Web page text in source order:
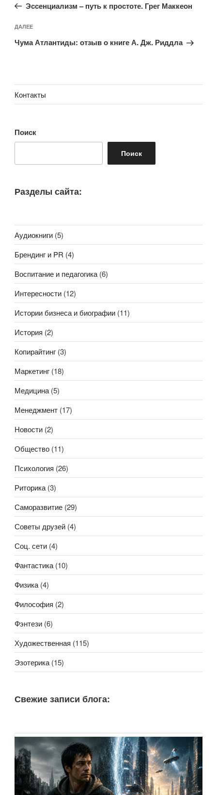
записям
запись:
Эссенциализм – путь к простоте. Грег Маккеон
Следующая
запись
ДАЛЕЕ
Чума Атлантиды: отзыв о книге А. Дж. Риддла
Контакты
Поиск
Поиск
Разделы сайта:
Аудиокниги (5)
Брендинг и PR (4)
Воспитание и педагогика (6)
Интересности (12)
Истории бизнеса и биографии (11)
История (2)
Копирайтинг (3)
Маркетинг (18)
Медицина (5)
Менеджмент (17)
Новости (2)
Общество (11)
Психология (26)
Риторика (3)
Саморазвитие (29)
Советы друзей (4)
Соц. сети (4)
Фантастика (10)
Физика (4)
Философия (2)
Фэнтези (6)
Художественная (115)
Эзотерика (15)
Свежие записи блога: